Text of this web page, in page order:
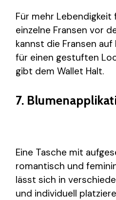
Für mehr
einzelne Fransen vor
kannst die Fransen auf
für einen gestuften
gibt dem Wallet Halt.
7.
Eine Tasche mit
romantisch und
lässt sich in
und individuell